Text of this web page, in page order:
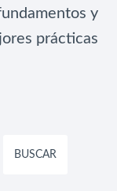
y
prácticas
BUSCAR